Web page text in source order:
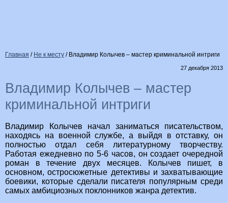
Главная / Не к месту / Владимир Колычев – мастер криминальной интриги
27 декабря 2013
Владимир Колычев – мастер
криминальной интриги
Владимир Колычев начал заниматься писательством,
находясь на военной службе, а выйдя в отставку, он
полностью отдал себя литературному творчеству.
Работая ежедневно по 5-6 часов, он создает очередной
роман в течение двух месяцев. Колычев пишет, в
основном, остросюжетные детективы и захватывающие
боевики, которые сделали писателя популярным среди
самых амбициозных поклонников жанра детектив.